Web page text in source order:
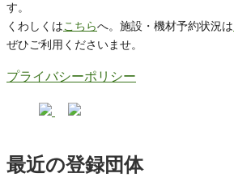
す。
くわしくはこちらへ。施設・機材予約状況は
ぜひご利用くださいませ。
プライバシーポリシー
最近の登録団体